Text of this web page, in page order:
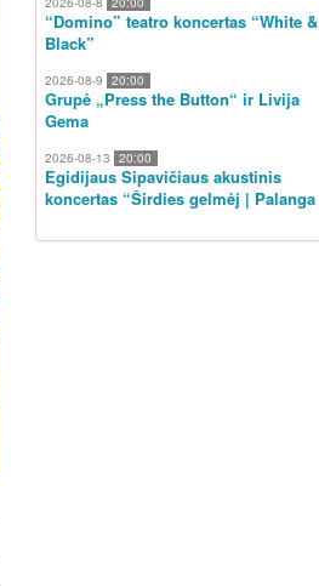
“Domino” teatro koncertas “White &
Black”
2026-08-9 20:00
Grupė „Press the Button“ ir Livija
Gema
2026-08-13 20:00
Egidijaus Sipavičiaus akustinis
koncertas “Širdies gelmėj | Palanga